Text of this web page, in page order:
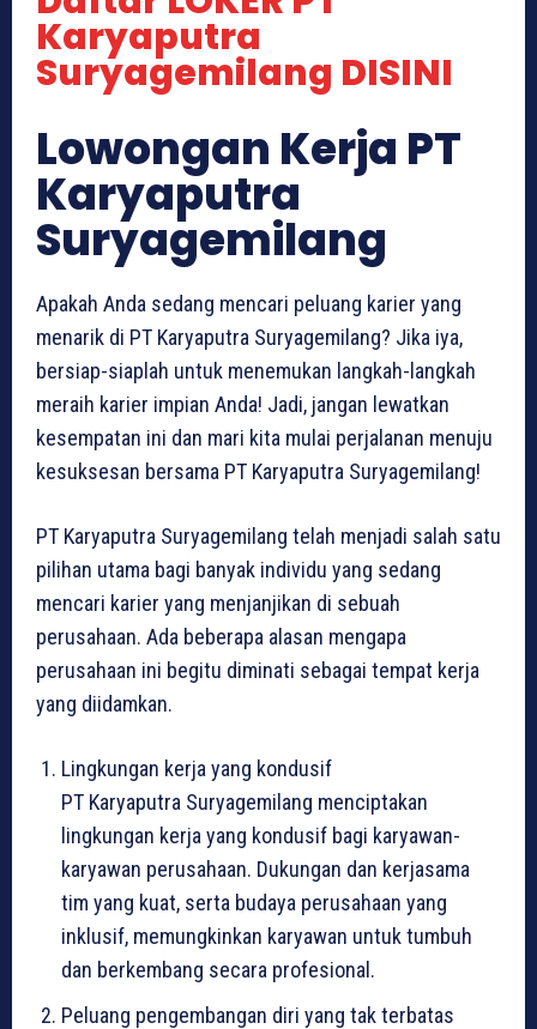
Karyaputra
Suryagemilang DISINI
Lowongan Kerja PT
Karyaputra
Suryagemilang
Apakah Anda sedang mencari peluang karier yang
menarik di PT Karyaputra Suryagemilang? Jika iya,
bersiap-siaplah untuk menemukan langkah-langkah
meraih karier impian Anda! Jadi, jangan lewatkan
kesempatan ini dan mari kita mulai perjalanan menuju
kesuksesan bersama PT Karyaputra Suryagemilang!
PT Karyaputra Suryagemilang telah menjadi salah satu
pilihan utama bagi banyak individu yang sedang
mencari karier yang menjanjikan di sebuah
perusahaan. Ada beberapa alasan mengapa
perusahaan ini begitu diminati sebagai tempat kerja
yang diidamkan.
Lingkungan kerja yang kondusif
PT Karyaputra Suryagemilang menciptakan
lingkungan kerja yang kondusif bagi karyawan-
karyawan perusahaan. Dukungan dan kerjasama
tim yang kuat, serta budaya perusahaan yang
inklusif, memungkinkan karyawan untuk tumbuh
dan berkembang secara profesional.
Peluang pengembangan diri yang tak terbatas